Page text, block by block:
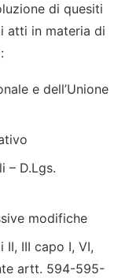
di quesiti
atti in materia di
e dell’Unione
– D.Lgs.
modifiche
III capo I, VI,
artt. 594-595-